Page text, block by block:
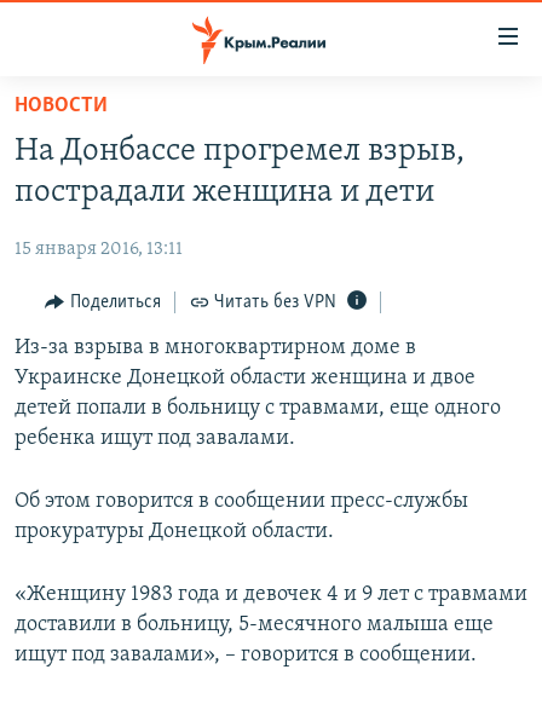
Вернуться
основному
содержанию
Вернутся
навигации
Вернутся
поиску
СПЕЦПРОЕКТЫ
КАРТА ВОЕННЫХ ОБЪЕКТОВ КРЫМА
11 ЛЕТ ОККУПАЦИИ КРЫМА. 11 ИСТОРИЙ СОПРОТИВЛЕНИЯ
ИСТОРИЯ
ЕЩЕ
ИНТЕРАКТИВ
ИНФОГРАФИКА
ТЕЛЕПРОЕКТ КРЫМ.РЕАЛИИ
ПРОПАВШИЕ БЕЗ ВЕСТИ
КРЫМ.НЕПОКОРЕННЫЙ
ELIFBE
РАДІО СВОБОДА
КАК ОБОЙТИ БЛОКИРОВКУ
Українською
Qırımtatar
НОВОСТИ
На Донбассе прогремел взрыв,
пострадали женщина и дети
15 января 2016, 13:11
Поделиться Читать без VPN
Из-за взрыва в многоквартирном доме в
Украинске Донецкой области женщина и двое
детей попали в больницу с травмами, еще одного
ребенка ищут под завалами.
Об этом говорится в сообщении пресс-службы
прокуратуры Донецкой области.
«Женщину 1983 года и девочек 4 и 9 лет с травмами
доставили в больницу, 5-месячного малыша еще
ищут под завалами», – говорится в сообщении.